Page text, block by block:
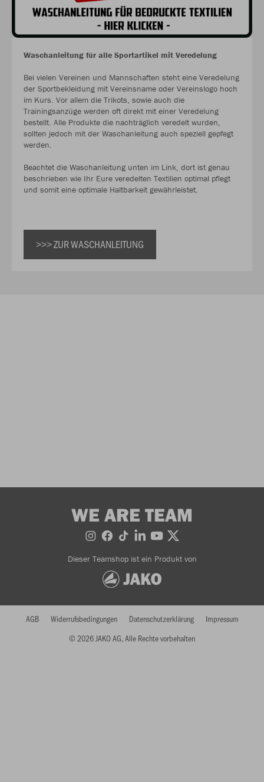
Waschanleitung für alle Sportartikel mit Veredelung
Bei vielen Vereinen und Mannschaften steht eine Veredelung
der Sportbekleidung mit Vereinsname oder Vereinslogo hoch
im Kurs. Vor allem die Trikots, sowie auch die
Trainingsanzüge werden oft direkt mit einer Veredelung
bestellt. Alle Produkte die nachträglich veredelt wurden,
sollten jedoch mit der Waschanleitung auch speziell gepfegt
werden.
Beachtet die Waschanleitung unten im Link, dort ist genau
beschrieben wie Ihr Eure veredelten Textilien optimal pflegt
und somit eine optimale Haltbarkeit gewährleistet.
>>> ZUR WASCHANLEITUNG
WE ARE TEAM
Dieser Teamshop ist ein Produkt von
© 2026 JAKO AG, Alle Rechte vorbehalten
AGB Widerrufsbedingungen Datenschutzerklärung Impressum